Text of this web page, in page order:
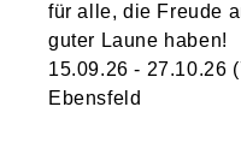
für alle, die Freude
guter Laune haben!
15.09.26 - 27.10.26
Ebensfeld